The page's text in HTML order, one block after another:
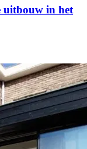
uitbouw in het